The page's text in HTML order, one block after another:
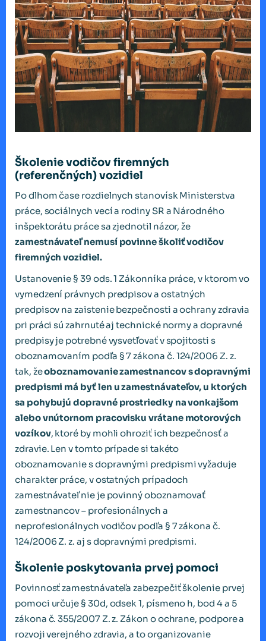
Školenie vodičov firemných
(referenčných) vozidiel
Po dlhom čase rozdielnych stanovísk Ministerstva
práce, sociálnych vecí a rodiny SR a Národného
inšpektorátu práce sa zjednotil názor, že
zamestnávateľ nemusí povinne školiť vodičov
firemných vozidiel.
Ustanovenie § 39 ods. 1 Zákonníka práce, v ktorom vo
vymedzení právnych predpisov a ostatných
predpisov na zaistenie bezpečnosti a ochrany zdravia
pri práci sú zahrnuté aj technické normy a dopravné
predpisy je potrebné vysvetľovať v spojitosti s
oboznamovaním podľa § 7 zákona č. 124/2006 Z. z.
tak, žeoboznamovanie zamestnancov s dopravnými
predpismi má byť len u zamestnávateľov, u ktorých
sa pohybujú dopravné prostriedky na vonkajšom
alebo vnútornom pracovisku vrátane motorových
vozíkov, ktoré by mohli ohroziť ich bezpečnosť a
zdravie. Len v tomto prípade si takéto
oboznamovanie s dopravnými predpismi vyžaduje
charakter práce, v ostatných prípadoch
zamestnávateľ nie je povinný oboznamovať
zamestnancov – profesionálnych a
neprofesionálnych vodičov podľa § 7 zákona č.
124/2006 Z. z. aj s dopravnými predpismi.
Školenie poskytovania prvej pomoci
Povinnosť zamestnávateľa zabezpečiť školenie prvej
pomoci určuje § 30d, odsek 1, písmeno h, bod 4 a 5
zákona č. 355/2007 Z. z. Zákon o ochrane, podpore a
rozvoji verejného zdravia, a to organizovanie